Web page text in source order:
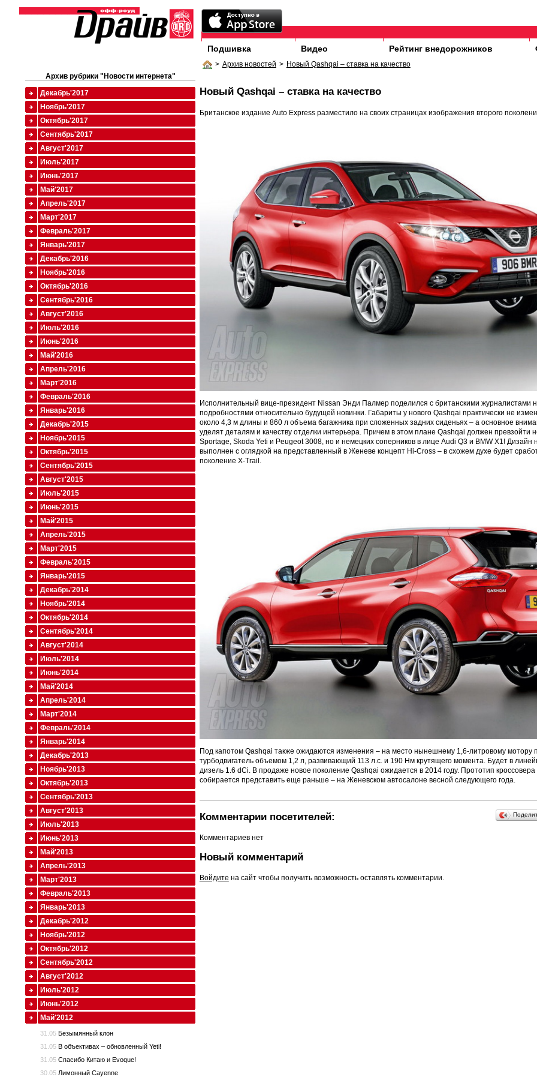
Подшивка Видео Рейтинг внедорожников
> Архив новостей > Новый Qashqai – ставка на качество
Новый Qashqai – ставка на качество
Британское издание Auto Express разместило на своих страницах изображения второго
Исполнительный вице-президент Nissan Энди Палмер поделился с британскими журналистами
подробностями относительно будущей новинки. Габариты у нового Qashqai практически не
около 4,3 м длины и 860 л объема багажника при сложенных задних сиденьях – а основное
уделят деталям и качеству отделки интерьера. Причем в этом плане Qashqai должен превзойти
Sportage, Skoda Yeti и Peugeot 3008, но и немецких соперников в лице Audi Q3 и BMW X1! Дизайн
выполнен с оглядкой на представленный в Женеве концепт Hi-Cross – в схожем духе будет
поколение X-Trail.
Под капотом Qashqai также ожидаются изменения – на место нынешнему 1,6-литровому мотору
турбодвигатель объемом 1,2 л, развивающий 113 л.с. и 190 Нм крутящего момента. Будет в
дизель 1.6 dCi. В продаже новое поколение Qashqai ожидается в 2014 году. Прототип
собирается представить еще раньше – на Женевском автосалоне весной следующего года.
Комментарии посетителей:
Комментариев нет
Новый комментарий
Войдите на сайт чтобы получить возможность оставлять комментарии.
Архив рубрики "Новости интернета"
Декабрь'2017
Ноябрь'2017
Октябрь'2017
Сентябрь'2017
Август'2017
Июль'2017
Июнь'2017
Май'2017
Апрель'2017
Март'2017
Февраль'2017
Январь'2017
Декабрь'2016
Ноябрь'2016
Октябрь'2016
Сентябрь'2016
Август'2016
Июль'2016
Июнь'2016
Май'2016
Апрель'2016
Март'2016
Февраль'2016
Январь'2016
Декабрь'2015
Ноябрь'2015
Октябрь'2015
Сентябрь'2015
Август'2015
Июль'2015
Июнь'2015
Май'2015
Апрель'2015
Март'2015
Февраль'2015
Январь'2015
Декабрь'2014
Ноябрь'2014
Октябрь'2014
Сентябрь'2014
Август'2014
Июль'2014
Июнь'2014
Май'2014
Апрель'2014
Март'2014
Февраль'2014
Январь'2014
Декабрь'2013
Ноябрь'2013
Октябрь'2013
Сентябрь'2013
Август'2013
Июль'2013
Июнь'2013
Май'2013
Апрель'2013
Март'2013
Февраль'2013
Январь'2013
Декабрь'2012
Ноябрь'2012
Октябрь'2012
Сентябрь'2012
Август'2012
Июль'2012
Июнь'2012
Май'2012
31.05 Безымянный клон
31.05 В объективах – обновленный Yeti!
31.05 Спасибо Китаю и Evoque!
30.05 Лимонный Cayenne